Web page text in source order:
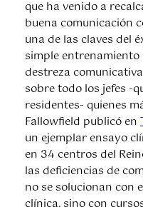
que ha venido a
buena comunicación
una de las claves del
simple
destreza
sobre todo los jefes -
residentes- quienes
Fallowfield publicó en
un ejemplar ensayo
en 34 centros del
las deficiencias de
no se solucionan con